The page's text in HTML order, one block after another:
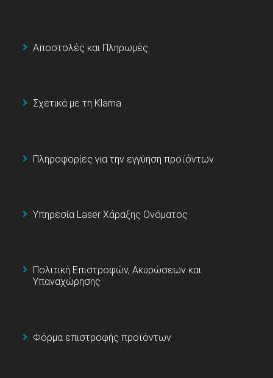
Αποστολές και Πληρωμές
Σχετικά με τη Klarna
Πληροφορίες για την εγγύηση προϊόντων
Υπηρεσία Laser Χάραξης Ονόματος
Πολιτική Επιστροφών, Ακυρώσεων και
Υπαναχώρησης
Φόρμα επιστροφής προϊόντων